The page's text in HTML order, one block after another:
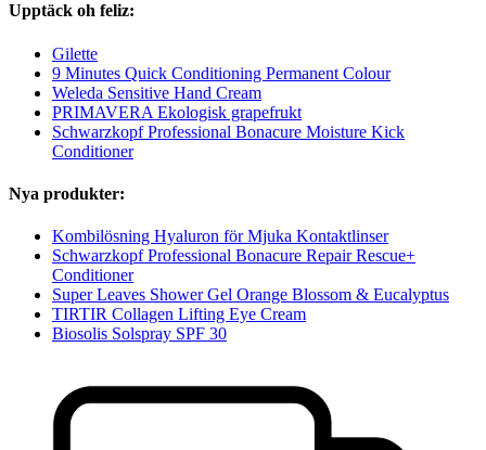
Upptäck oh feliz:
Gilette
9 Minutes Quick Conditioning Permanent Colour
Weleda Sensitive Hand Cream
PRIMAVERA Ekologisk grapefrukt
Schwarzkopf Professional Bonacure Moisture Kick
Conditioner
Nya produkter:
Kombilösning Hyaluron för Mjuka Kontaktlinser
Schwarzkopf Professional Bonacure Repair Rescue+
Conditioner
Super Leaves Shower Gel Orange Blossom & Eucalyptus
TIRTIR Collagen Lifting Eye Cream
Biosolis Solspray SPF 30